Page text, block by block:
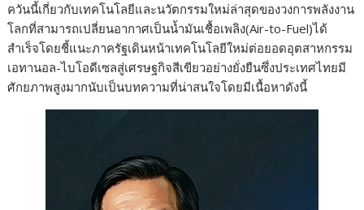
ควันนี้เกี่ยวกับเทคโนโลยีและนวัตกรรมใหม่ล่าสุดของวงการพลังงาน
โลกที่สามารถเปลี่ยนอากาศเป็นน้ำมันเชื้อเพลิง(Air-to-Fuel)ได้
สำเร็จโดยชี้แนะภาครัฐเดินหน้าเทคโนโลยีใหม่ต่อยอดอุตสาหกรรม
เอทานอล-ไบโอดีเซลสู่เศรษฐกิจสีเขียวอย่างยั่งยืนซึ่งประเทศไทยมี
ศักยภาพสูงมากนับเป็นบทความที่น่าสนใจโดยมีเนื้อหาดังนี้